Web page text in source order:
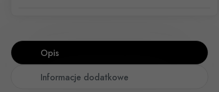
Opis
Informacje dodatkowe